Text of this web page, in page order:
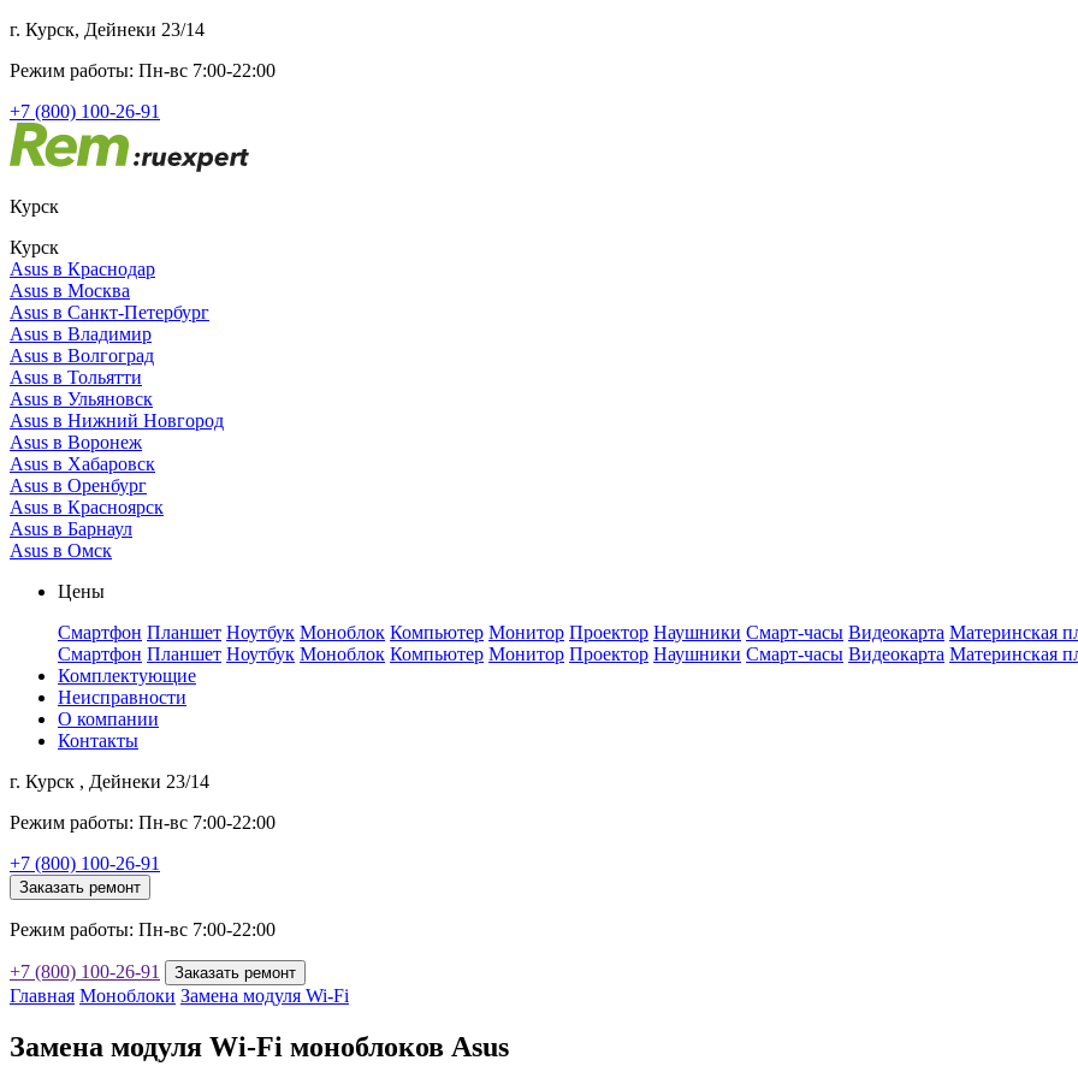
г. Курск, Дейнеки 23/14
Режим работы: Пн-вс 7:00-22:00
+7 (800) 100-26-91
Курск
Курск
Asus в Краснодар
Asus в Москва
Asus в Санкт-Петербург
Asus в Владимир
Asus в Волгоград
Asus в Тольятти
Asus в Ульяновск
Asus в Нижний Новгород
Asus в Воронеж
Asus в Хабаровск
Asus в Оренбург
Asus в Красноярск
Asus в Барнаул
Asus в Омск
Цены
Смартфон Планшет Ноутбук Моноблок Компьютер Монитор Проектор Наушники Смарт-часы Видеокарта Материнская
Смартфон Планшет Ноутбук Моноблок Компьютер Монитор Проектор Наушники Смарт-часы Видеокарта Материнская
Комплектующие
Неисправности
О компании
Контакты
г. Курск , Дейнеки 23/14
Режим работы: Пн-вс 7:00-22:00
+7 (800) 100-26-91
Заказать ремонт
Режим работы: Пн-вс 7:00-22:00
+7 (800) 100-26-91 Заказать ремонт
Главная Моноблоки Замена модуля Wi-Fi
Замена модуля Wi-Fi моноблоков Asus